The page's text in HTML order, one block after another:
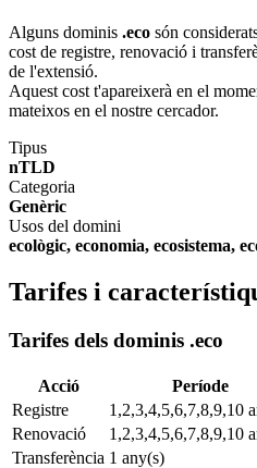
Alguns dominis .eco són
cost de registre, renovació i
de l'extensió.
Aquest cost t'apareixerà en el
mateixos en el nostre cercador.
Tipus
nTLD
Categoria
Genèric
Usos del domini
ecològic, economia, ecosistema,
Tarifes i
Tarifes dels dominis .eco
Acció Període
Registre
1,2,3,4,5,6,7,8,9,10
Renovació
1,2,3,4,5,6,7,8,9,10
Transferència 1 any(s)